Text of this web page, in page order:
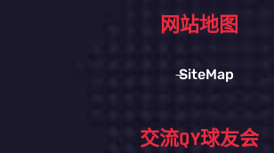
网站地图
SiteMap
交流QY球友会